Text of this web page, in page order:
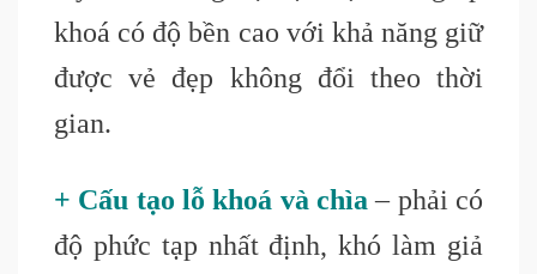
khoá có độ bền cao với khả năng giữ
được vẻ đẹp không đổi theo thời
gian.
+ Cấu tạo lỗ khoá và chìa– phải có
độ phức tạp nhất định, khó làm giả